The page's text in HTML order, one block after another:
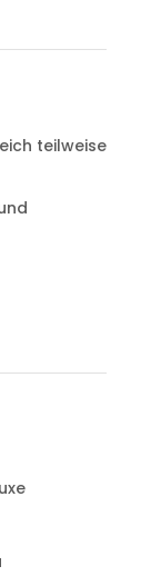
teilweise